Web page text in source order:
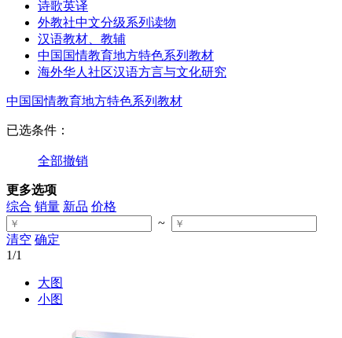
诗歌英译
外教社中文分级系列读物
汉语教材、教辅
中国国情教育地方特色系列教材
海外华人社区汉语方言与文化研究
中国国情教育地方特色系列教材
已选条件：
全部撤销
更多选项
综合 销量 新品 价格
~
清空 确定
1/1
大图
小图